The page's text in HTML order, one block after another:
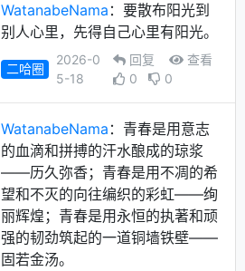
WatanabeNama ：要散布阳光到
别人心里，先得自己心里有阳光。
二哈圈
2026-0
5-18
回复
查看
0
0
WatanabeNama ：青春是用意志
的血滴和拼搏的汗水酿成的琼浆
——历久弥香；青春是用不凋的希
望和不灭的向往编织的彩虹——绚
丽辉煌；青春是用永恒的执著和顽
强的韧劲筑起的一道铜墙铁壁——
固若金汤。